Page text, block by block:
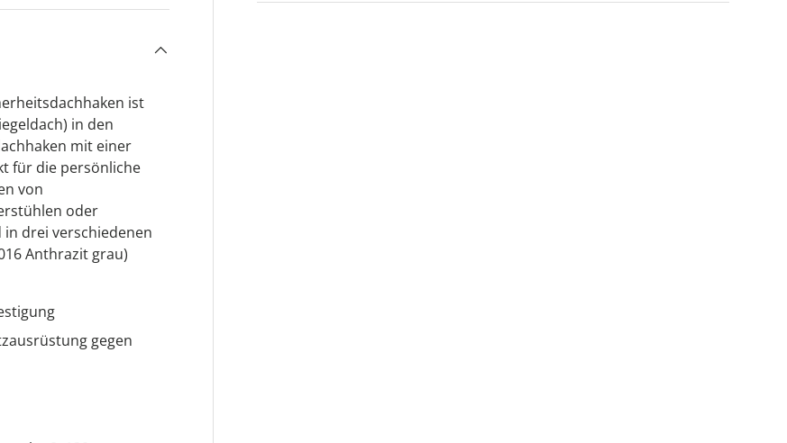
ist
in den
mit einer
für die persönliche
von
oder
in drei verschiedenen
Anthrazit grau)
gegen